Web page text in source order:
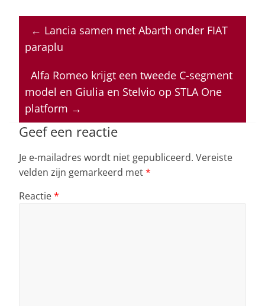
at
s
A
p
p
c
e
o
o
k
k
e
n
re
a
s
ai
l
← Lancia samen met Abarth onder FIAT
paraplu
Alfa Romeo krijgt een tweede C-segment
model en Giulia en Stelvio op STLA One
platform →
Geef een reactie
Je e-mailadres wordt niet gepubliceerd. Vereiste
velden zijn gemarkeerd met*
Reactie*